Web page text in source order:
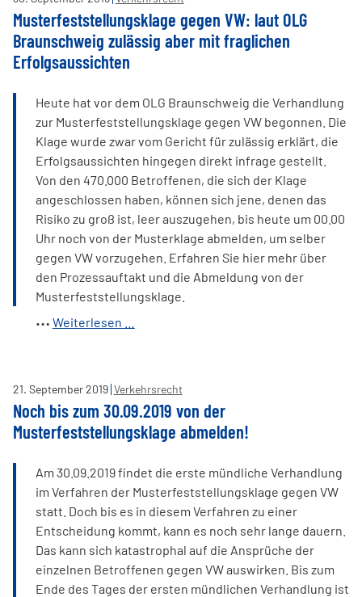
Abgasskandal
gegen
VW
Musterfeststellungsklage gegen VW: laut OLG
Braunschweig zulässig aber mit fraglichen
Erfolgsaussichten
Heute hat vor dem OLG Braunschweig die Verhandlung
zur Musterfeststellungsklage gegen VW begonnen. Die
Klage wurde zwar vom Gericht für zulässig erklärt, die
Erfolgsaussichten hingegen direkt infrage gestellt.
Von den 470.000 Betroffenen, die sich der Klage
angeschlossen haben, können sich jene, denen das
Risiko zu groß ist, leer auszugehen, bis heute um 00.00
Uhr noch von der Musterklage abmelden, um selber
gegen VW vorzugehen. Erfahren Sie hier mehr über
den Prozessauftakt und die Abmeldung von der
Musterfeststellungsklage.
Weiterlesen …
OLG
Braunschweig
zulässig
mit
fraglichen
Erfolgsaussichten
21. September2019 Verkehrsrecht
Noch bis zum 30.09.2019 von der
Musterfeststellungsklage abmelden!
Am 30.09.2019 findet die erste mündliche Verhandlung
im Verfahren der Musterfeststellungsklage gegen VW
statt. Doch bis es in diesem Verfahren zu einer
Entscheidung kommt, kann es noch sehr lange dauern.
Das kann sich katastrophal auf die Ansprüche der
einzelnen Betroffenen gegen VW auswirken. Bis zum
Ende des Tages der ersten mündlichen Verhandlung ist